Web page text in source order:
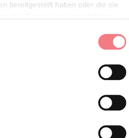
bereitgestellt haben oder die sie